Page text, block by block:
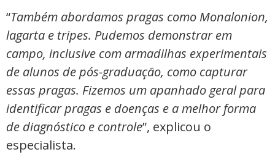
“Também abordamos pragas como Monalonion,
lagarta e tripes. Pudemos demonstrar em
campo, inclusive com armadilhas experimentais
de alunos de pós-graduação, como capturar
essas pragas. Fizemos um apanhado geral para
identificar pragas e doenças e a melhor forma
de diagnóstico e controle”, explicou o
especialista.